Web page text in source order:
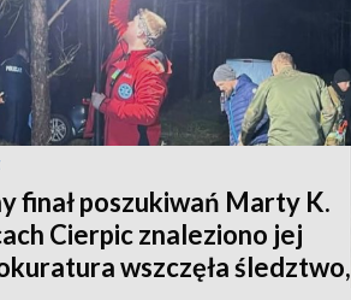
finał poszukiwań Marty K.
Cierpic znaleziono jej
wszczęła śledztwo,